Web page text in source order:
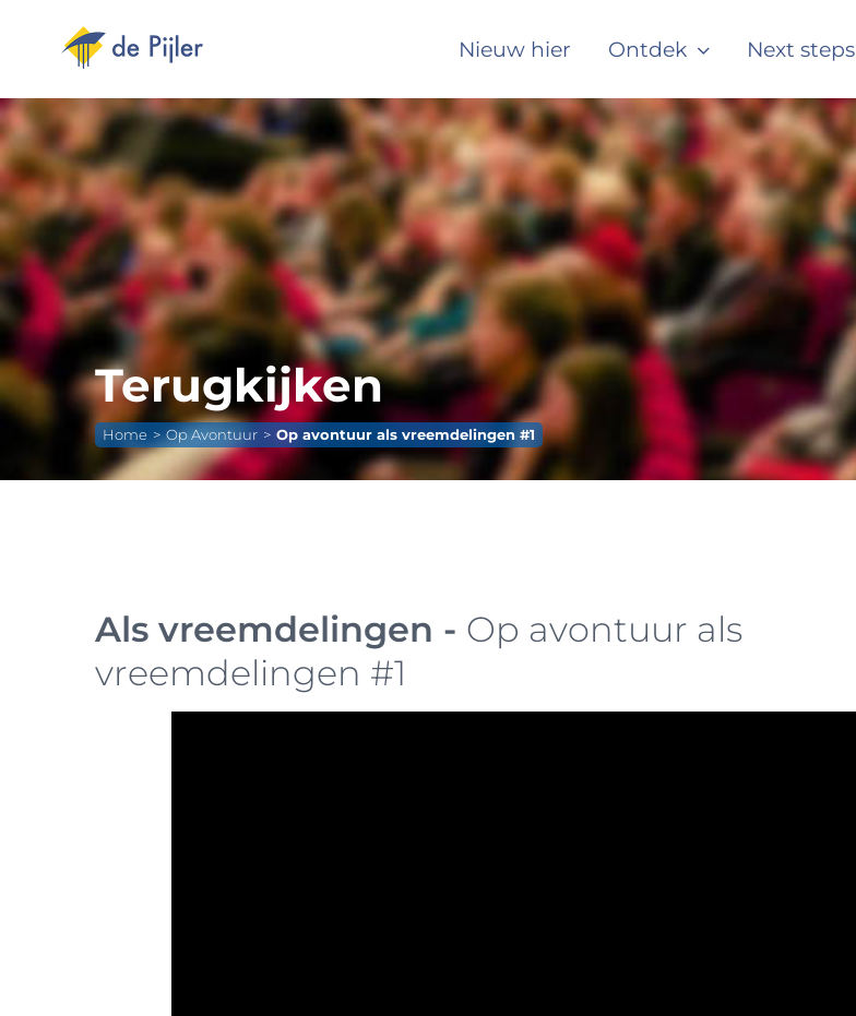
Nieuw hier Ontdek Next steps
Terugkijken
Home Op Avontuur Op avontuur als vreemdelingen #1
Als vreemdelingen - Op avontuur als
vreemdelingen #1